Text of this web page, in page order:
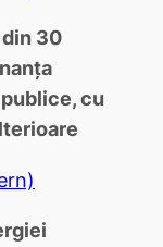
30
cu